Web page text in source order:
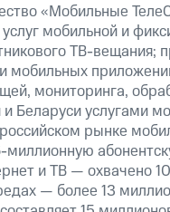
«Мобильные
мобильной и
ТВ-
мобильных
мониторинга,
Беларуси услугами
рынке
миллионную
и ТВ — охвачено
— более 13